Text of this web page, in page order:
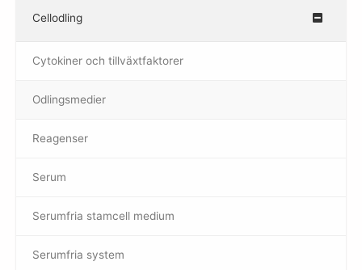
Cellodling
–
Cytokiner och tillväxtfaktorer
Odlingsmedier
Reagenser
Serum
Serumfria stamcell medium
Serumfria system